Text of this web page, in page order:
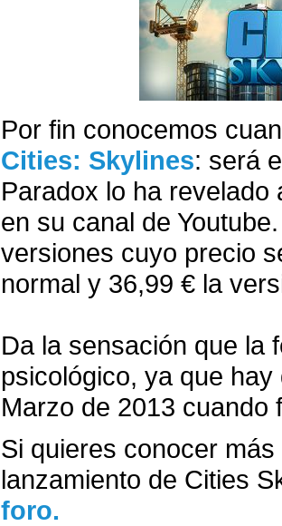
Por fin conocemos
Cities: Skylines: será
Paradox lo ha
en su canal de
versiones cuyo precio
normal y 36,99 € la
Da la sensación que la
psicológico, ya que
Marzo de 2013
Si quieres conocer
lanzamiento de Cities
foro.